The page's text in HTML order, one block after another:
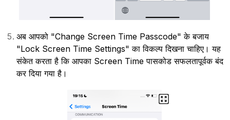
अब आपको "Change Screen Time Passcode" के बजाय
"Lock Screen Time Settings" का विकल्प दिखना चाहिए। यह
संकेत करता है कि आपका Screen Time पासकोड सफलतापूर्वक बंद
कर दिया गया है।